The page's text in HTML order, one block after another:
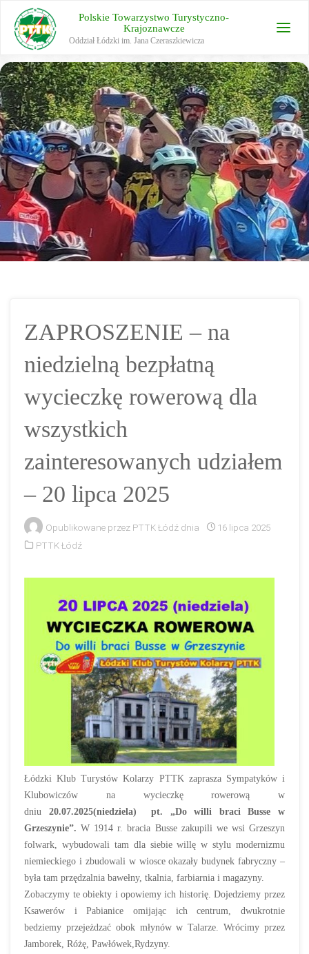
Polskie Towarzystwo Turystyczno-
Krajoznawcze
Oddział Łódzki im. Jana Czeraszkiewicza
ZAPROSZENIE – na
niedzielną bezpłatną
wycieczkę rowerową dla
wszystkich
zainteresowanych udziałem
– 20 lipca 2025
Opublikowane przez PTTK Łódź dnia
16 lipca 2025
PTTK Łódź
Łódzki Klub Turystów Kolarzy PTTK zaprasza Sympatyków i
Klubowiczów na wycieczkę rowerową w
dniu 20.07.2025(niedziela) pt. „Do willi braci Busse w
Grzeszynie”. W 1914 r. bracia Busse zakupili we wsi Grzeszyn
folwark, wybudowali tam dla siebie willę w stylu modernizmu
niemieckiego i zbudowali w wiosce okazały budynek fabryczny –
była tam przędzalnia bawełny, tkalnia, farbiarnia i magazyny.
Zobaczymy te obiekty i opowiemy ich historię. Dojedziemy przez
Ksawerów i Pabianice omijając ich centrum, dwukrotnie
bedziemy przejeżdzać obok młynów w Talarze. Wrócimy przez
Jamborek, Różę, Pawłówek,Rydzyny.